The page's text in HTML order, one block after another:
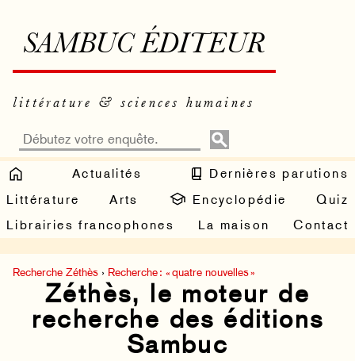
SAMBUC ÉDITEUR
littérature & sciences humaines
Actualités
Dernières parutions
Littérature
Arts Encyclopédie
Quiz
Librairies francophones
La maison Contact
Recherche Zéthès › Recherche : « quatre nouvelles »
Zéthès, le moteur de
recherche des éditions
Sambuc